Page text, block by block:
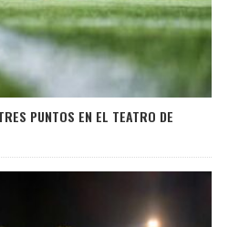
PUNTOS EN EL TEATRO DE